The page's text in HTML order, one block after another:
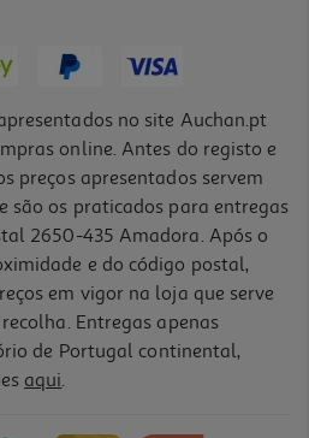
no site Auchan.pt
online. Antes do registo e
preços apresentados servem
são os praticados para entregas
2650-435 Amadora. Após o
e do código postal,
em vigor na loja que serve
Entregas apenas
de Portugal continental,
aqui.